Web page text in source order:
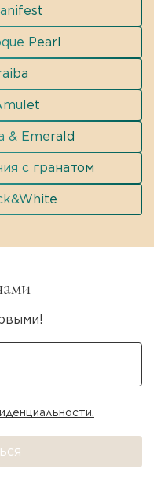
Pearl
& Emerald
с гранатом